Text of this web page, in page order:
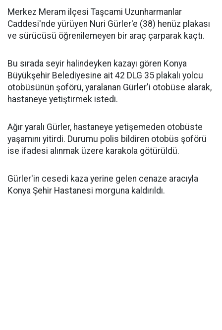
Merkez Meram ilçesi Taşcami Uzunharmanlar
Caddesi'nde yürüyen Nuri Gürler'e (38) henüz plakası
ve sürücüsü öğrenilemeyen bir araç çarparak kaçtı.
Bu sırada seyir halindeyken kazayı gören Konya
Büyükşehir Belediyesine ait 42 DLG 35 plakalı yolcu
otobüsünün şoförü, yaralanan Gürler'i otobüse alarak,
hastaneye yetiştirmek istedi.
Ağır yaralı Gürler, hastaneye yetişemeden otobüste
yaşamını yitirdi. Durumu polis bildiren otobüs şoförü
ise ifadesi alınmak üzere karakola götürüldü.
Gürler'in cesedi kaza yerine gelen cenaze aracıyla
Konya Şehir Hastanesi morguna kaldırıldı.